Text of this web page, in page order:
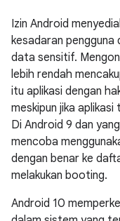
Izin Android
kesadaran pengguna
data sensitif.
lebih rendah
itu aplikasi dengan
meskipun jika
Di Android 9 dan
mencoba
dengan benar ke
melakukan booting.
Android 10